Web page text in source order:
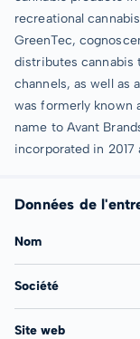
recreational
GreenTec,
distributes cannabis
channels, as well as
was formerly known
name to Avant
incorporated in 2017
Données de
Nom
Société
Site web